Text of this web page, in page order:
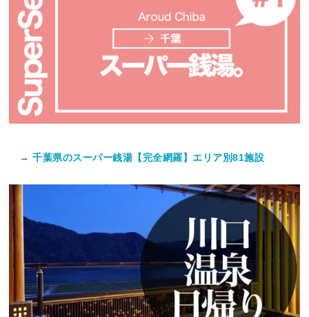
→ 千葉県のスーパー銭湯【完全網羅】エリア別81施設